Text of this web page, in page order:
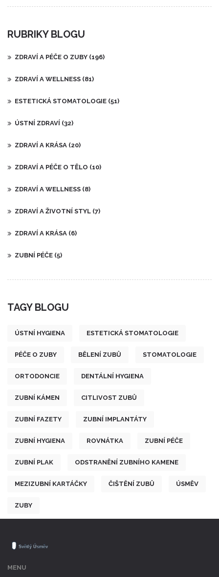
RUBRIKY BLOGU
ZDRAVÍ A PÉČE O ZUBY (196)
ZDRAVÍ A WELLNESS (81)
ESTETICKÁ STOMATOLOGIE (51)
ÚSTNÍ ZDRAVÍ (32)
ZDRAVÍ A KRÁSA (20)
ZDRAVÍ A PÉČE O TĚLO (10)
ZDRAVÍ A WELLNESS (8)
ZDRAVÍ A ŽIVOTNÍ STYL (7)
ZDRAVÍ A KRÁSA (6)
ZUBNÍ PÉČE (5)
TAGY BLOGU
ÚSTNÍ HYGIENA ESTETICKÁ STOMATOLOGIE
PÉČE O ZUBY BĚLENÍ ZUBŮ STOMATOLOGIE
ORTODONCIE DENTÁLNÍ HYGIENA
ZUBNÍ KÁMEN CITLIVOST ZUBŮ
ZUBNÍ FAZETY ZUBNÍ IMPLANTÁTY
ZUBNÍ HYGIENA ROVNÁTKA ZUBNÍ PÉČE
ZUBNÍ PLAK ODSTRANĚNÍ ZUBNÍHO KAMENE
MEZIZUBNÍ KARTÁČKY ČIŠTĚNÍ ZUBŮ ÚSMĚV
ZUBY
MENU